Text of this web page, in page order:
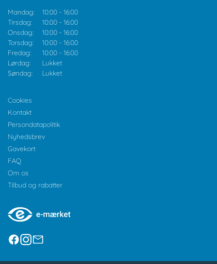
Mandag: 10:00 - 16:00
Tirsdag:
10:00 - 16:00
Onsdag:
10:00 - 16:00
Torsdag:
10:00 - 16:00
Fredag:
10:00 - 16:00
Lørdag:
Lukket
Søndag:
Lukket
Cookies
Kontakt
Persondatapolitik
Nyhedsbrev
Gavekort
FAQ
Om os
Tilbud og rabatter